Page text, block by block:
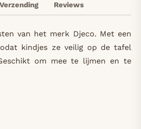
Verzending Reviews
van het merk Djeco. Met een
kindjes ze veilig op de tafel
om mee te lijmen en te